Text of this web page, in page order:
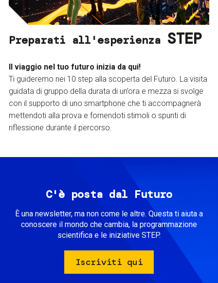
Preparati all'esperienza STEP
Il viaggio nel tuo futuro inizia da qui!
Ti guideremo nei 10 step alla scoperta del Futuro. La visita
guidata di gruppo della durata di un’ora e mezza si svolge
con il supporto di uno smartphone che ti accompagnerà
mettendoti alla prova e fornendoti stimoli o spunti di
riflessione durante il percorso.
C'è posta dal Futuro
È una newsletter, ma non come le altre. Questa ti aiuta a
conoscere il mondo che cambia, la programmazione
scientifica e le iniziative STEP.
Iscriviti qui